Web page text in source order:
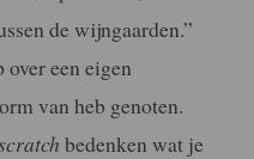
de wijngaarden.”
een eigen
van heb genoten.
bedenken wat je